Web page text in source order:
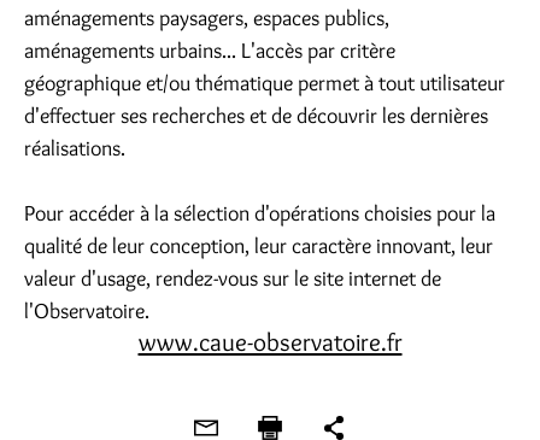
aménagements paysagers, espaces publics,
aménagements urbains... L'accès par critère
géographique et/ou thématique permet à tout utilisateur
d'effectuer ses recherches et de découvrir les dernières
réalisations.
Pour accéder à la sélection d'opérations choisies pour la
qualité de leur conception, leur caractère innovant, leur
valeur d'usage, rendez-vous sur le site internet de
l'Observatoire.
www.caue-observatoire.fr